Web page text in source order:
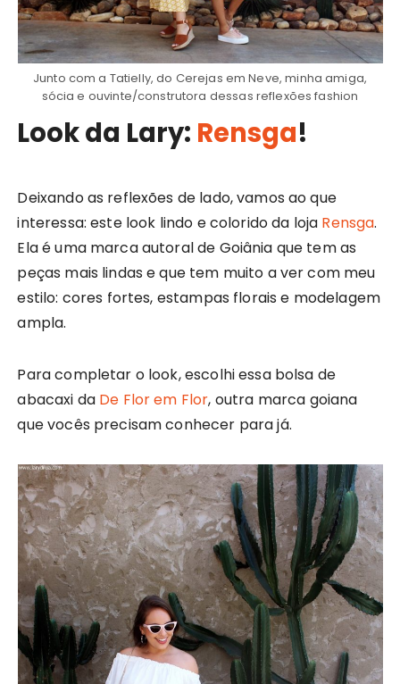
Junto com a Tatielly, do Cerejas em Neve, minha amiga,
sócia e ouvinte/construtora dessas reflexões fashion
Look da Lary: Rensga!
Deixando as reflexões de lado, vamos ao que
interessa: este look lindo e colorido da loja Rensga.
Ela é uma marca autoral de Goiânia que tem as
peças mais lindas e que tem muito a ver com meu
estilo: cores fortes, estampas florais e modelagem
ampla.
Para completar o look, escolhi essa bolsa de
abacaxi da De Flor em Flor, outra marca goiana
que vocês precisam conhecer para já.